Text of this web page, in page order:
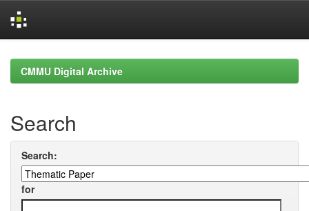
navigationCMMU Digital Archive
Search
Search:
for